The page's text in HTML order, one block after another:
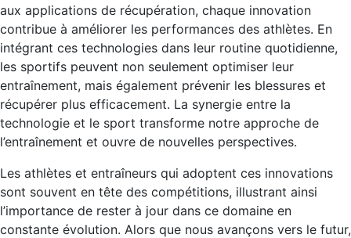
aux applications de récupération, chaque innovation
contribue à améliorer les performances des athlètes. En
intégrant ces technologies dans leur routine quotidienne,
les sportifs peuvent non seulement optimiser leur
entraînement, mais également prévenir les blessures et
récupérer plus efficacement. La synergie entre la
technologie et le sport transforme notre approche de
l’entraînement et ouvre de nouvelles perspectives.
Les athlètes et entraîneurs qui adoptent ces innovations
sont souvent en tête des compétitions, illustrant ainsi
l’importance de rester à jour dans ce domaine en
constante évolution. Alors que nous avançons vers le futur,